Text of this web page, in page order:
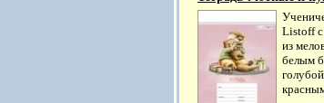
Listoff
из
белым